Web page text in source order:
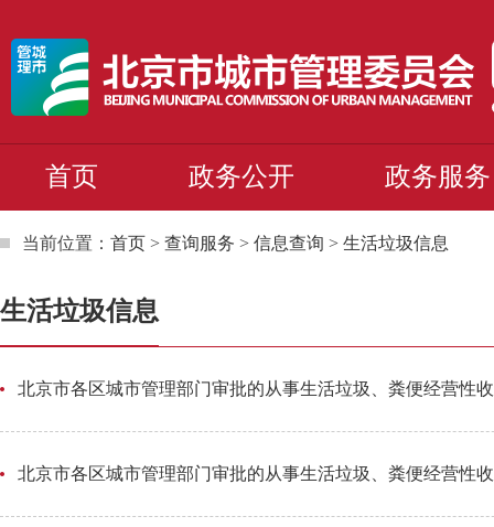
首页 政务公开 政务服务
当前位置： 首页 > 查询服务 > 信息查询 > 生活垃圾信息
生活垃圾信息
北京市各区城市管理部门审批的从事生活垃圾、粪便经营性
北京市各区城市管理部门审批的从事生活垃圾、粪便经营性